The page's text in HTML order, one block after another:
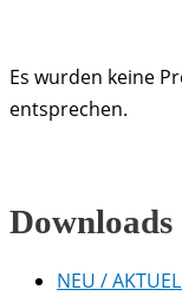
Es wurden keine
entsprechen.
Downloads
NEU /